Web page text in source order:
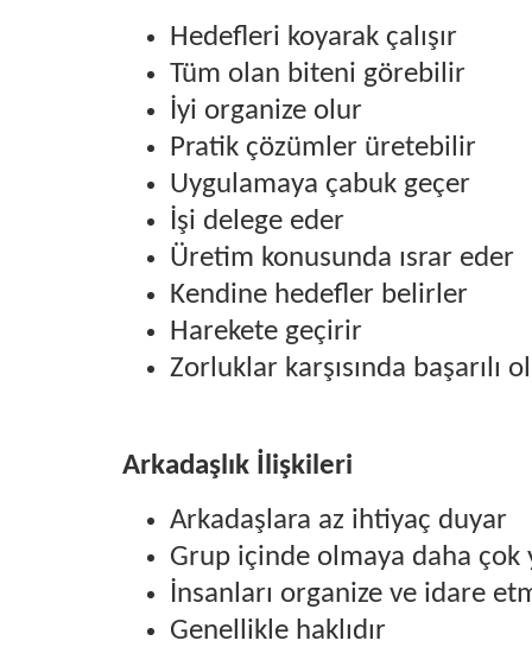
Hedefleri koyarak çalışır
Tüm olan biteni görebilir
İyi organize olur
Pratik çözümler üretebilir
Uygulamaya çabuk geçer
İşi delege eder
Üretim konusunda ısrar eder
Kendine hedefler belirler
Harekete geçirir
Zorluklar karşısında başarılı
Arkadaşlık İlişkileri
Arkadaşlara az ihtiyaç duyar
Grup içinde olmaya daha çok
İnsanları organize ve idare
Genellikle haklıdır